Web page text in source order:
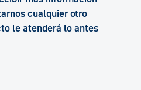
cualquier otro
le atenderá lo antes